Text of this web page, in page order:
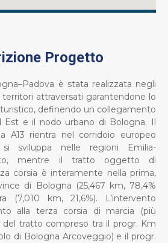
Progetto
è stata realizzata negli
territori attraversati garantendone lo
definendo un collegamento
Est e il nodo urbano di Bologna. Il
A13 rientra nel corridoio europeo
si sviluppa nelle regioni Emilia-
mentre il tratto oggetto di
corsia è interamente nella prima,
di Bologna (25,467 km, 78,4%
(7,010 km, 21,6%). L’intervento
alla terza corsia di marcia (più
del tratto compreso tra il progr. Km
di Bologna Arcoveggio) e il progr.